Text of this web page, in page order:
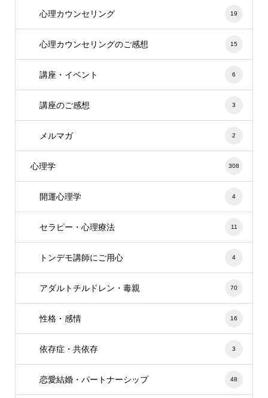
心理カウンセリング 19
心理カウンセリングのご感想 15
講座・イベント 6
講座のご感想 3
メルマガ 2
心理学 308
開運心理学 4
セラピー・心理療法 11
トンデモ講師にご用心 4
アダルトチルドレン・毒親 70
性格・感情 16
依存症・共依存 3
恋愛結婚・パートナーシップ 48